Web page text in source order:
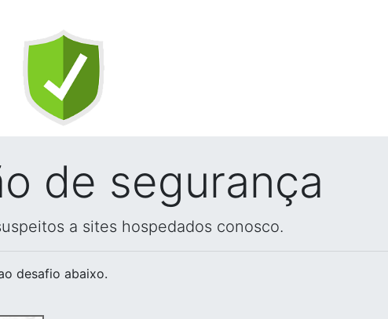
de segurança
a sites hospedados conosco.
desafio abaixo.